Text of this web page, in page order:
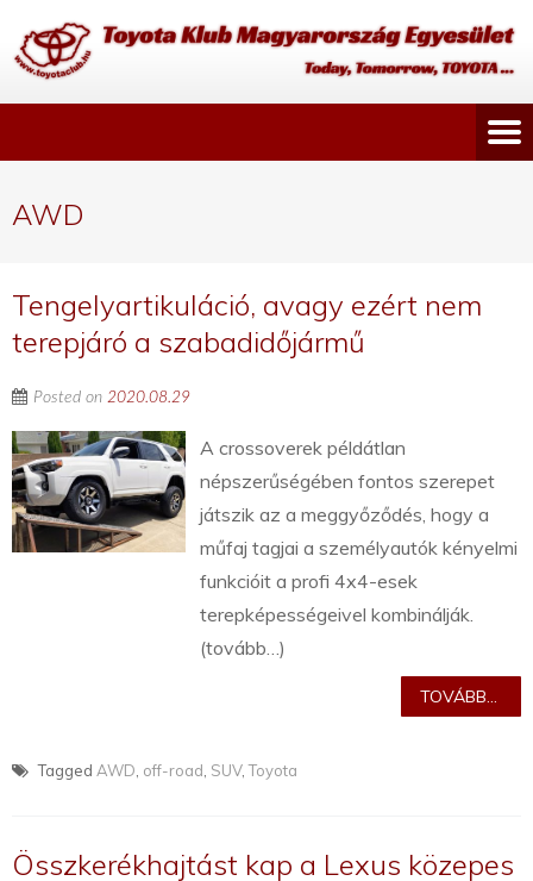
AWD
Tengelyartikuláció, avagy ezért nem
terepjáró a szabadidőjármű
Posted on 2020.08.29
A crossoverek példátlan
népszerűségében fontos szerepet
játszik az a meggyőződés, hogy a
műfaj tagjai a személyautók kényelmi
funkcióit a profi 4x4-esek
terepképességeivel kombinálják.
(tovább…)
TOVÁBB...
Tagged AWD off-road SUV,Toyota
Összkerékhajtást kap a Lexus közepes